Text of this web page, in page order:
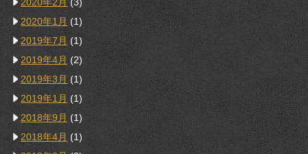
2020年2月 (3)
2020年1月 (1)
2019年7月 (1)
2019年4月 (2)
2019年3月 (1)
2019年1月 (1)
2018年9月 (1)
2018年4月 (1)